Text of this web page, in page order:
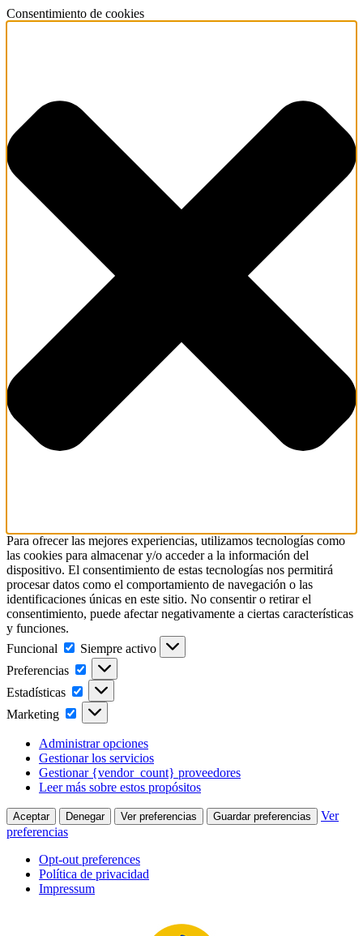
Consentimiento de cookies
Para ofrecer las mejores experiencias, utilizamos tecnologías como
las cookies para almacenar y/o acceder a la información del
dispositivo. El consentimiento de estas tecnologías nos permitirá
procesar datos como el comportamiento de navegación o las
identificaciones únicas en este sitio. No consentir o retirar el
consentimiento, puede afectar negativamente a ciertas características
y funciones.
Funcional
Siempre activo
Preferencias
Estadísticas
Marketing
Administrar opciones
Gestionar los servicios
Gestionar {vendor_count} proveedores
Leer más sobre estos propósitos
Aceptar Denegar Ver preferencias Guardar preferencias
Ver
preferencias
Opt-out preferences
Política de privacidad
Impressum